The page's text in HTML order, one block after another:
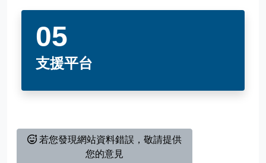
支援平台
若您發現網站資料錯誤，敬請提供
您的意見